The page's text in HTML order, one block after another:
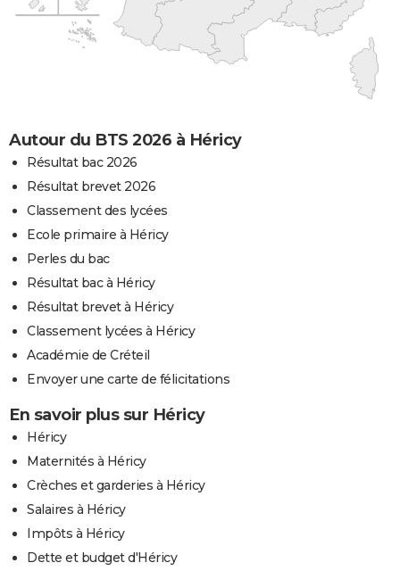
Autour du BTS 2026 à Héricy
Résultat bac 2026
Résultat brevet 2026
Classement des lycées
Ecole primaire à Héricy
Perles du bac
Résultat bac à Héricy
Résultat brevet à Héricy
Classement lycées à Héricy
Académie de Créteil
Envoyer une carte de félicitations
En savoir plus sur Héricy
Héricy
Maternités à Héricy
Crèches et garderies à Héricy
Salaires à Héricy
Impôts à Héricy
Dette et budget d'Héricy